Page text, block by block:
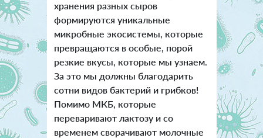
хранения разных сыров
формируются уникальные
микробные экосистемы, которые
превращаются в особые, порой
резкие вкусы, которые мы узнаем.
За это мы должны благодарить
сотни видов бактерий и грибков!
Помимо МКБ, которые
переваривают лактозу и со
временем сворачивают молочные